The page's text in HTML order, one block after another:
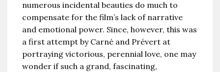
numerous incidental beauties do much to
compensate for the film’s lack of narrative
and emotional power. Since, however, this was
a first attempt by Carné and Prévert at
portraying victorious, perennial love, one may
wonder if such a grand, fascinating,